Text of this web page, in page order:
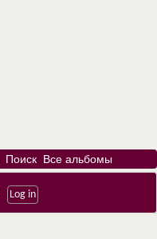
Поиск Все альбомы